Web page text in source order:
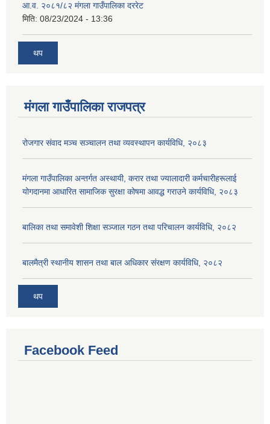
आ.व. २०८१/८२ मंगला गाउँपालिका दररेट
मिति: 08/23/2024 - 13:36
थप
मंगला गाउँपालिका राजपत्र
रोजगार संवाद मञ्च सञ्चालन तथा व्यवस्थापन कार्यविधि, २०८३
मंगला गाउँपालिका अन्तर्गत अस्थायी, करार तथा ज्यालादारी कर्मचारीहरूलाई
योगदानमा आधारित सामाजिक सुरक्षा कोषमा आवद्ध गराउने कार्यविधि, २०८३
बालिका तथा समावेशी शिक्षा सञ्जाल गठन तथा परिचालन कार्यविधि, २०८२
बालमैत्री स्थानीय शासन तथा बाल अधिकार संरक्षण कार्यविधि, २०८२
थप
Facebook Feed